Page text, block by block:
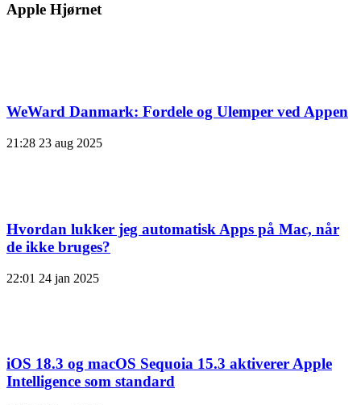
Apple Hjørnet
WeWard Danmark: Fordele og Ulemper ved Appen
21:28 23 aug 2025
Hvordan lukker jeg automatisk Apps på Mac, når
de ikke bruges?
22:01 24 jan 2025
iOS 18.3 og macOS Sequoia 15.3 aktiverer Apple
Intelligence som standard